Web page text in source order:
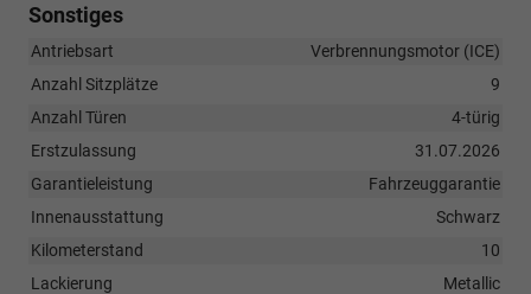
Sonstiges
Antriebsart
Verbrennungsmotor (ICE)
Anzahl Sitzplätze
9
Anzahl Türen
4-türig
Erstzulassung
31.07.2026
Garantieleistung
Fahrzeuggarantie
Innenausstattung
Schwarz
Kilometerstand
10
Lackierung
Metallic